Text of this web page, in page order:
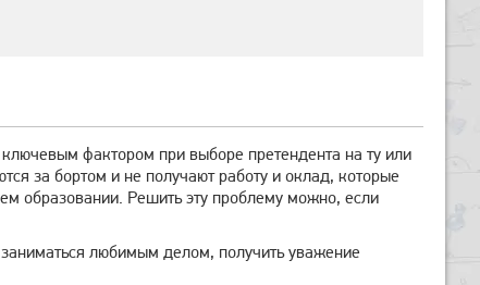
фактором при выборе претендента на ту или
за бортом и не получают работу и оклад, которые
образовании. Решить эту проблему можно, если
любимым делом, получить уважение